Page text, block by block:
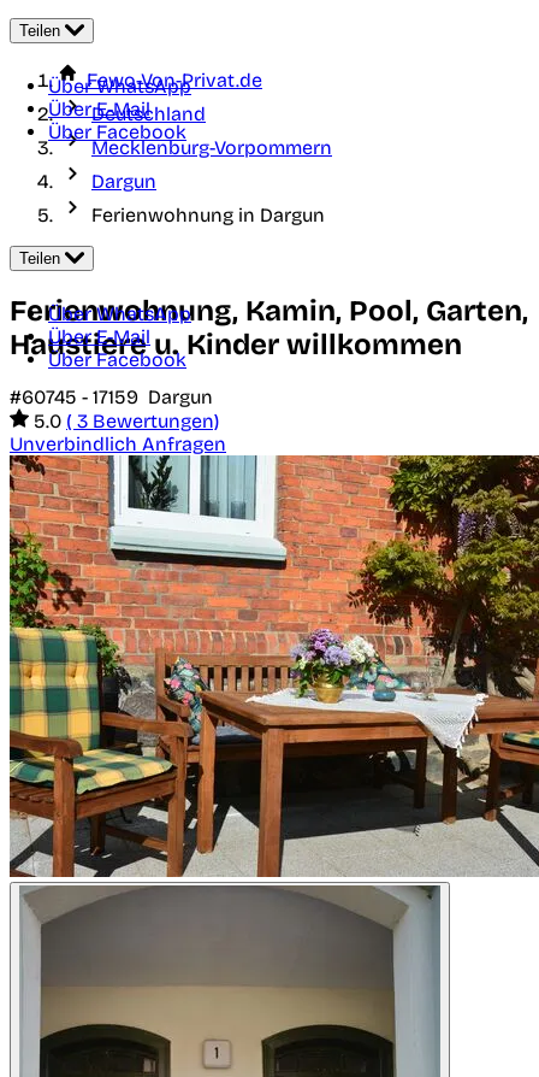
Teilen
Über WhatsApp
Über E-Mail
Über Facebook
Fewo-Von-Privat.de
Deutschland
Mecklenburg-Vorpommern
Dargun
Ferienwohnung in Dargun
Teilen
Über WhatsApp
Über E-Mail
Über Facebook
Ferienwohnung, Kamin, Pool, Garten,
Haustiere u. Kinder willkommen
#60745 - 17159 Dargun
5.0 ( 3 Bewertungen)
Unverbindlich Anfragen